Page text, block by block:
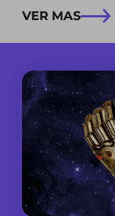
VER MAS